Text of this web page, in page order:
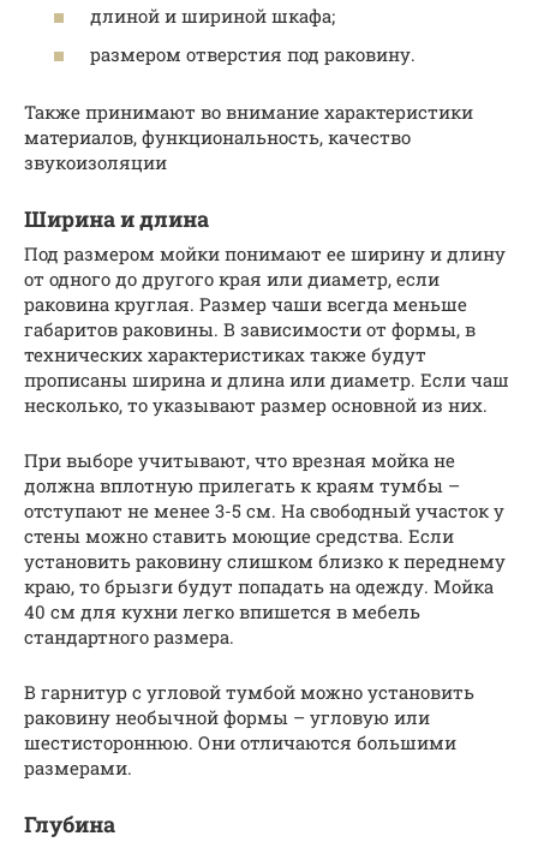
длиной и шириной шкафа;
размером отверстия под раковину.
Также принимают во внимание характеристики
материалов, функциональность, качество
звукоизоляции
Ширина и длина
Под размером мойки понимают ее ширину и длину
от одного до другого края или диаметр, если
раковина круглая. Размер чаши всегда меньше
габаритов раковины. В зависимости от формы, в
технических характеристиках также будут
прописаны ширина и длина или диаметр. Если чаш
несколько, то указывают размер основной из них.
При выборе учитывают, что врезная мойка не
должна вплотную прилегать к краям тумбы –
отступают не менее 3-5 см. На свободный участок у
стены можно ставить моющие средства. Если
установить раковину слишком близко к переднему
краю, то брызги будут попадать на одежду. Мойка
40 см для кухни легко впишется в мебель
стандартного размера.
В гарнитур с угловой тумбой можно установить
раковину необычной формы – угловую или
шестистороннюю. Они отличаются большими
размерами.
Глубина